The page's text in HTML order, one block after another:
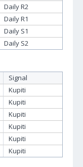
Daily R2
Daily R1
Daily S1
Daily S2
Signal
Kupiti
Kupiti
Kupiti
Kupiti
Kupiti
Kupiti